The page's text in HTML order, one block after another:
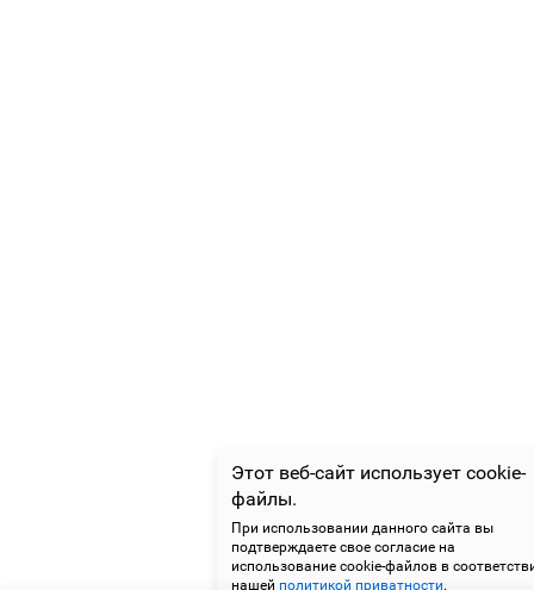
Этот веб-сайт использует cookie-
файлы.
При использовании данного сайта вы
подтверждаете свое согласие на
использование cookie-файлов в
нашей политикой приватности.